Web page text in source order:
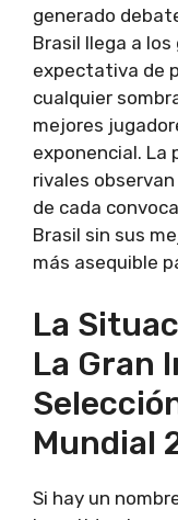
generado
Brasil llega a
expectativa de
cualquier
mejores
exponencial. La
rivales
de cada
Brasil sin sus
más asequible
La
La Gran
Mundial
Si hay un